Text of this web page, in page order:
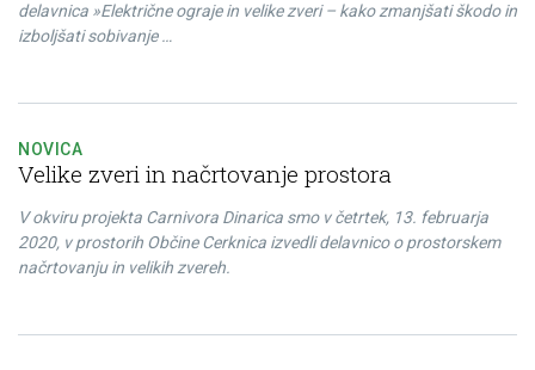
delavnica »Električne ograje in velike zveri – kako zmanjšati škodo in
izboljšati sobivanje …
NOVICA
Velike zveri in načrtovanje prostora
V okviru projekta Carnivora Dinarica smo v četrtek, 13. februarja
2020, v prostorih Občine Cerknica izvedli delavnico o prostorskem
načrtovanju in velikih zvereh.